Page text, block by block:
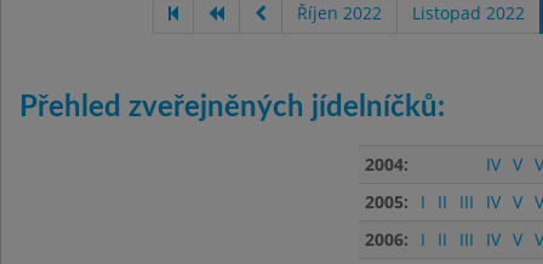
Říjen 2022 Listopad 2022
Přehled zveřejněných jídelníčků:
2004: IV V
2005:
I II III IV V
2006:
I II III IV V